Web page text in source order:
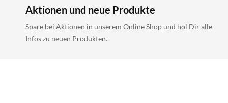
Aktionen und neue Produkte
Spare bei Aktionen in unserem Online Shop und hol Dir alle
Infos zu neuen Produkten.